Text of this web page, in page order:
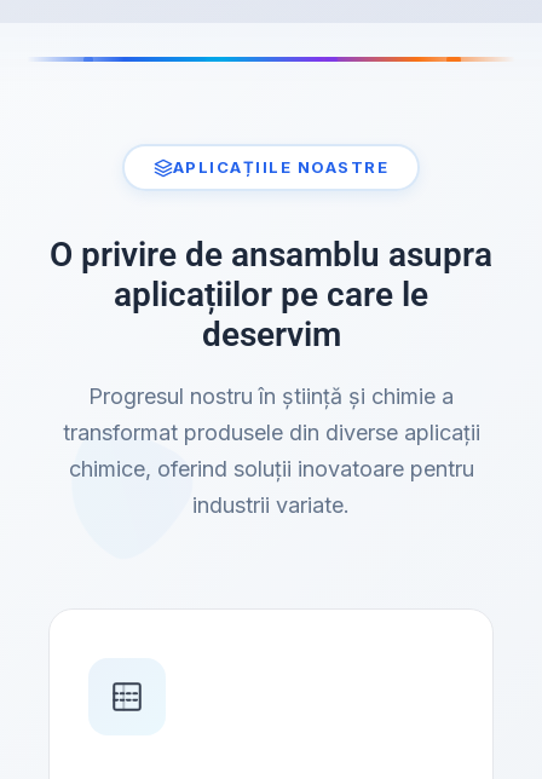
APLICAȚIILE NOASTRE
O privire de ansamblu asupra
aplicațiilor pe care le
deservim
Progresul nostru în știință și chimie a
transformat produsele din diverse aplicații
chimice, oferind soluții inovatoare pentru
industrii variate.